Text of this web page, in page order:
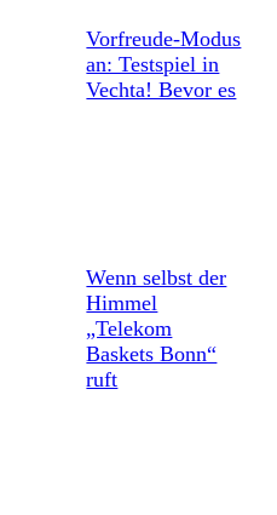
Vorfreude-Modus
an: Testspiel in
Vechta! Bevor es
Wenn selbst der
Himmel
„Telekom
Baskets Bonn“
ruft